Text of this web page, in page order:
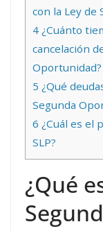
con la Ley de
4 ¿Cuánto
cancelación
Oportunidad?
5 ¿Qué
Segunda
6 ¿Cuál es el
SLP?
¿Qué